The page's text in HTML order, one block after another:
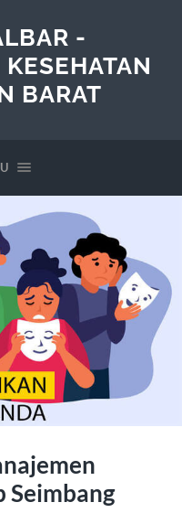
-
BARAT
Seimbang